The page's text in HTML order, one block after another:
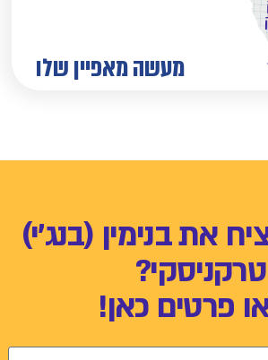
מעשה מאפיין שלו
את בנימין (בנג'י)
טרקניסקי?
פרטים כאן!